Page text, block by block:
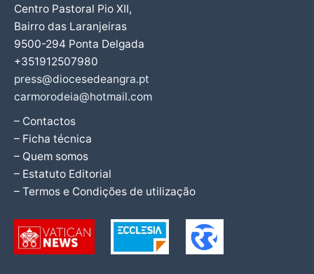
Centro Pastoral Pio XII,
Bairro das Laranjeiras
9500-294 Ponta Delgada
+351912507980
press@diocesedeangra.pt
carmorodeia@hotmail.com
– Contactos
– Ficha técnica
– Quem somos
– Estatuto Editorial
– Termos e Condições de utilização